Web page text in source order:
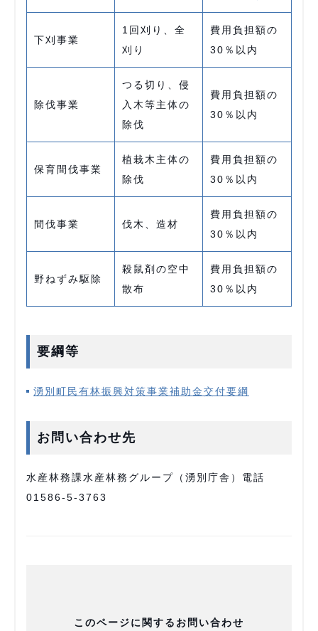
下刈事業
1回刈り、全
刈り
費用負担額の
30％以内
除伐事業
つる切り、侵
入木等主体の
除伐
費用負担額の
30％以内
保育間伐事業
植栽木主体の
除伐
費用負担額の
30％以内
間伐事業 伐木、造材
費用負担額の
30％以内
野ねずみ駆除
殺鼠剤の空中
散布
費用負担額の
30％以内
要綱等
湧別町民有林振興対策事業補助金交付要綱
お問い合わせ先
水産林務課水産林務グループ（湧別庁舎）電話
01586-5-3763
このページに関するお問い合わせ